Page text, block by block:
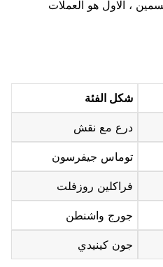
، الاول هو العملات
شكل الفئة
درع مع نقش
توماس جيفرسون
فراكلين روزفلت
جورج واشنطن
جون كينيدي